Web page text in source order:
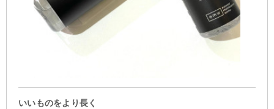
いいものをより長く